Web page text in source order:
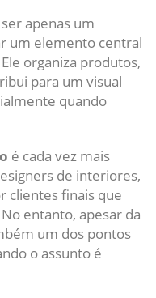
apenas um
um elemento central
organiza produtos,
para um visual
quando
é cada vez mais
de interiores,
clientes finais que
entanto, apesar da
um dos pontos
o assunto é